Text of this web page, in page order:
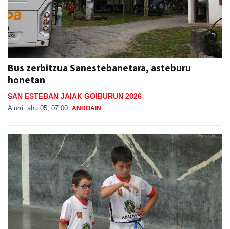
Bus zerbitzua Sanestebanetara, asteburu
honetan
SAN ESTEBAN JAIAK GOIBURUN 2026
Aiurri abu 05, 07:00 ANDOAIN